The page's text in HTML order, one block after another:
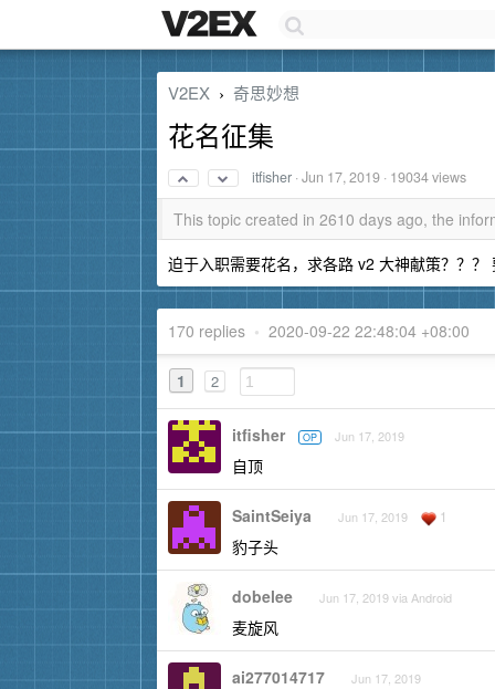
V2EX › 奇思妙想
花名征集
itfisher ·Jun 17, 2019 · 19034 views
This topic created in 2610 days ago, the
迫于入职需要花名，求各路 v2 大神献策？？
170 replies • 2020-09-22 22:48:04 +08:00
1 2
itfisher OP Jun 17, 2019
自顶
SaintSeiya Jun 17, 2019 1
豹子头
dobelee Jun 17, 2019 via Android
麦旋风
ai277014717 Jun 17, 2019